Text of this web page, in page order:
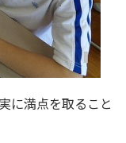
に満点を取ること